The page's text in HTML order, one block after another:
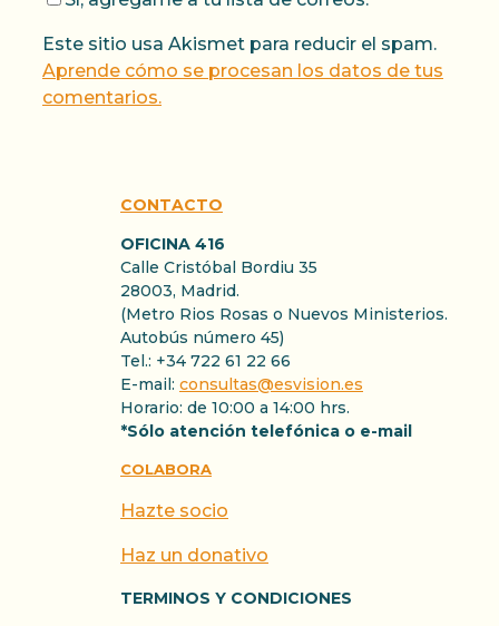
Este sitio usa Akismet para reducir el spam.
Aprende cómo se procesan los datos de tus
comentarios.
CONTACTO
OFICINA 416
Calle Cristóbal Bordiu 35
28003, Madrid.
(Metro Rios Rosas o Nuevos Ministerios.
Autobús número 45)
Tel.: +34 722 61 22 66
E-mail: consultas@esvision.es
Horario: de 10:00 a 14:00 hrs.
*Sólo atención telefónica o e-mail
COLABORA
Hazte socio
Haz un donativo
TERMINOS Y CONDICIONES